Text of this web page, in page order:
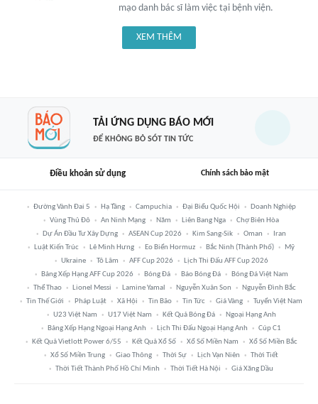
mạo danh bác sĩ làm việc tại bệnh viện.
XEM THÊM
TẢI ỨNG DỤNG BÁO MỚI
ĐỂ KHÔNG BỎ SÓT TIN TỨC
Điều khoản sử dụng Chính sách bảo mật
Đường Vành Đai 5 Hạ Tầng Campuchia Đại Biểu Quốc Hội
Doanh Nghiệp
Vùng Thủ Đô
An Ninh Mạng Năm Liên Bang Nga
Chợ Biên Hòa
Dự Án Đầu Tư Xây Dựng
ASEAN Cup 2026 Kim Sang-Sik Oman
Iran
Luật Kiến Trúc
Lê Minh Hưng Eo Biển Hormuz Bắc Ninh (thành Phố)
Mỹ
Ukraine
Tô Lâm AFF Cup 2026
Lịch Thi Đấu AFF Cup 2026
Bảng Xếp Hạng AFF Cup 2026
Bóng Đá Báo Bóng Đá
Bóng Đá Việt Nam
Thể Thao
Lionel Messi Lamine Yamal Nguyễn Xuân Son
Nguyễn Đình Bắc
Tin Thế Giới
Pháp Luật Xã Hội Tin Bão Tin Tức Giá Vàng
Tuyển Việt Nam
U23 Việt Nam
U17 Việt Nam Kết Quả Bóng Đá
Ngoại Hạng Anh
Bảng Xếp Hạng Ngoại Hạng Anh
Lịch Thi Đấu Ngoại Hạng Anh
Cúp C1
Kết Quả Vietlott Power 6/55
Kết Quả Xổ Số Xổ Số Miền Nam
Xổ Số Miền Bắc
Xổ Số Miền Trung
Giao Thông Thời Sự Lịch Vạn Niên
Thời Tiết
Thời Tiết Thành Phố Hồ Chí Minh
Thời Tiết Hà Nội Giá Xăng Dầu